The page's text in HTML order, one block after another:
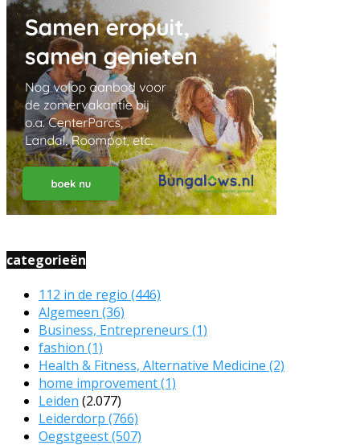
categorieën
112 in de regio (446)
Algemeen (36)
Business, Entrepreneurs (1)
fashion (1)
Health & Fitness, Alternative Medicine (2)
home improvement(1)
Leiden (2.077)
Leiderdorp (766)
Oegstgeest(507)